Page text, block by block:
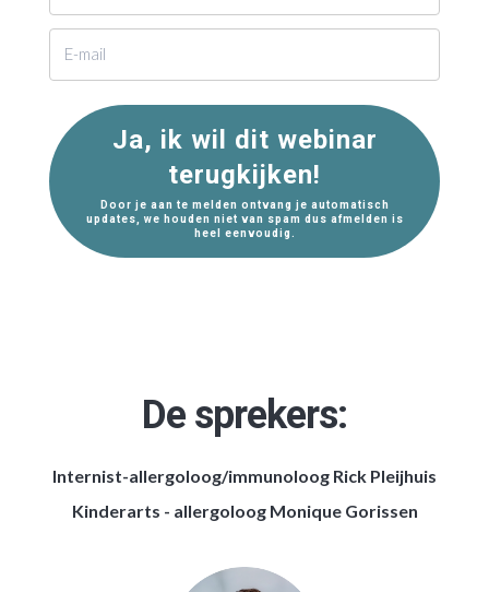
Ja, ik wil dit webinar
terugkijken!
Door je aan te melden ontvang je automatisch
updates, we houden niet van spam dus afmelden is
heel eenvoudig.
De sprekers:
Internist-allergoloog/immunoloog Rick Pleijhuis
Kinderarts - allergoloog Monique Gorissen